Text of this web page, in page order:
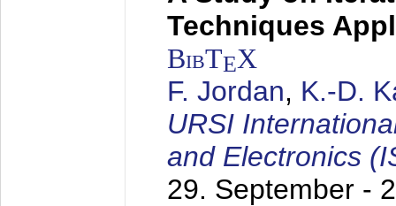
Techniques
BibTEX
F. Jordan, K.-D.
URSI
and Electronics
29. September -